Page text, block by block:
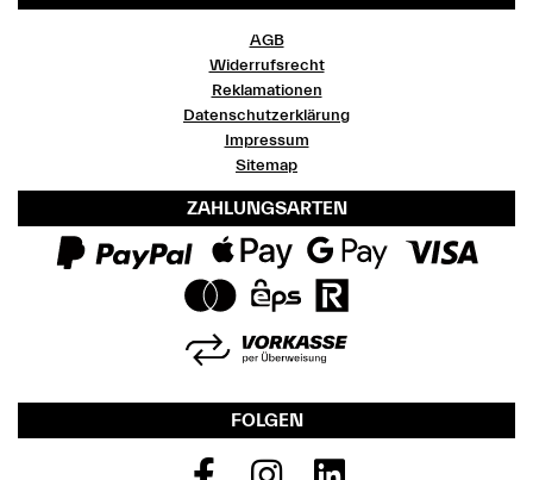
AGB
Widerrufsrecht
Reklamationen
Datenschutzerklärung
Impressum
Sitemap
ZAHLUNGSARTEN
FOLGEN